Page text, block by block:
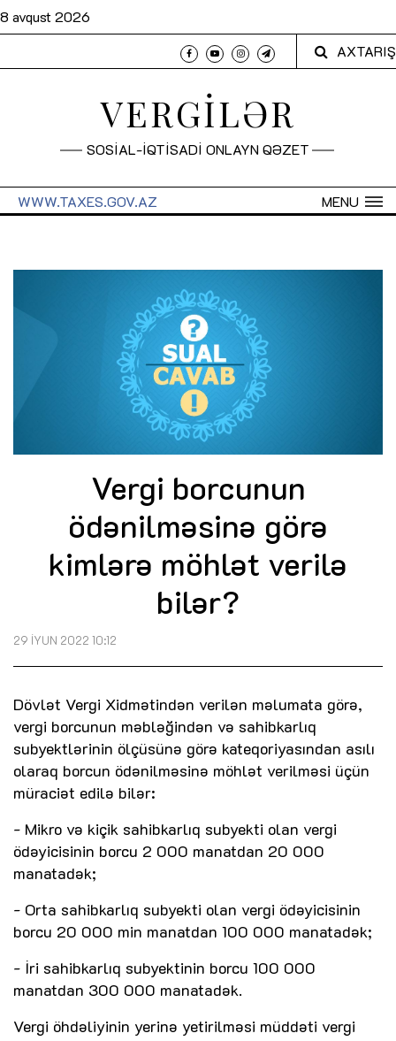
8 avqust 2026
AXTARIŞ
VERGİLƏR
SOSİAL-İQTİSADİ ONLAYN QƏZET
MENU
WWW.TAXES.GOV.AZ
Vergi borcunun
ödənilməsinə görə
kimlərə möhlət verilə
bilər?
29 İYUN 2022 10:12
Dövlət Vergi Xidmətindən verilən məlumata görə,
vergi borcunun məbləğindən və sahibkarlıq
subyektlərinin ölçüsünə görə kateqoriyasından asılı
olaraq borcun ödənilməsinə möhlət verilməsi üçün
müraciət edilə bilər:
- Mikro və kiçik sahibkarlıq subyekti olan vergi
ödəyicisinin borcu 2 000 manatdan 20 000
manatadək;
- Orta sahibkarlıq subyekti olan vergi ödəyicisinin
borcu 20 000 min manatdan 100 000 manatadək;
- İri sahibkarlıq subyektinin borcu 100 000
manatdan 300 000 manatadək.
Vergi öhdəliyinin yerinə yetirilməsi müddəti vergi